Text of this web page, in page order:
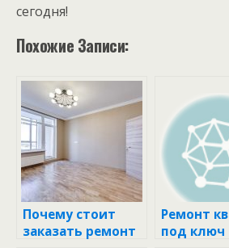
сегодня!
Похожие Записи:
Почему стоит
заказать ремонт
Ремонт
под ключ